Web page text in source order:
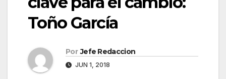
Toño García
Por Jefe Redaccion
JUN 1, 2018